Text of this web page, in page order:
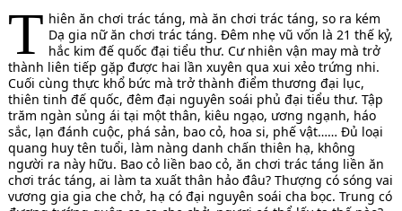
T hiên ăn chơi trác táng, mà ăn chơi trác táng, so ra kém
Dạ gia nữ ăn chơi trác táng. Đêm nhẹ vũ vốn là 21 thế kỷ,
hắc kim đế quốc đại tiểu thư. Cư nhiên vận may mà trở
thành liên tiếp gặp được hai lần xuyên qua xui xẻo trứng nhi.
Cuối cùng thực khổ bức mà trở thành điểm thương đại lục,
thiên tinh đế quốc, đêm đại nguyên soái phủ đại tiểu thư. Tập
trăm ngàn sủng ái tại một thân, kiêu ngạo, ương ngạnh, háo
sắc, lạn đánh cuộc, phá sản, bao cỏ, hoa si, phế vật…… Đủ loại
quang huy tên tuổi, làm nàng danh chấn thiên hạ, không
người ra này hữu. Bao cỏ liền bao cỏ, ăn chơi trác táng liền ăn
chơi trác táng, ai làm ta xuất thân hảo đâu? Thượng có sóng vai
vương gia gia che chở, hạ có đại nguyên soái cha bọc. Trung có